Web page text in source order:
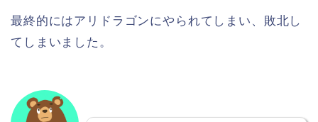
最終的にはアリドラゴンにやられてしまい、敗北し
てしまいました。